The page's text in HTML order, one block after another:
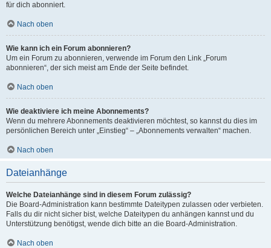
für dich abonniert.
Nach oben
Wie kann ich ein Forum abonnieren?
Um ein Forum zu abonnieren, verwende im Forum den Link „Forum
abonnieren“, der sich meist am Ende der Seite befindet.
Nach oben
Wie deaktiviere ich meine Abonnements?
Wenn du mehrere Abonnements deaktivieren möchtest, so kannst du dies im
persönlichen Bereich unter „Einstieg“ – „Abonnements verwalten“ machen.
Nach oben
Dateianhänge
Welche Dateianhänge sind in diesem Forum zulässig?
Die Board-Administration kann bestimmte Dateitypen zulassen oder verbieten.
Falls du dir nicht sicher bist, welche Dateitypen du anhängen kannst und du
Unterstützung benötigst, wende dich bitte an die Board-Administration.
Nach oben